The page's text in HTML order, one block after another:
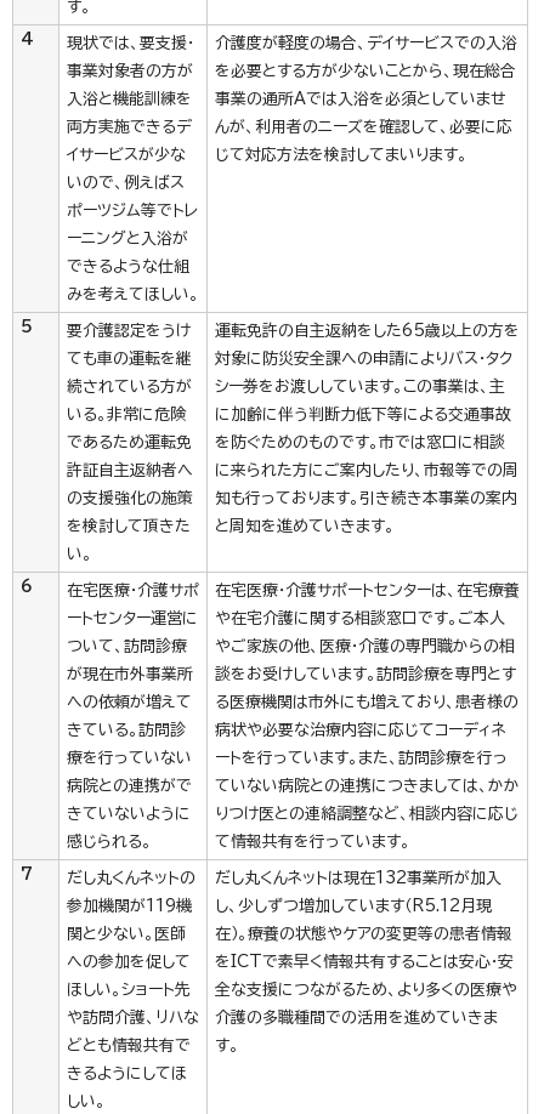
す。
4
現状では、要支援・
事業対象者の方が
入浴と機能訓練を
両方実施できるデ
イサービスが少な
いので、例えばス
ポーツジム等でトレ
ーニングと入浴が
できるような仕組
みを考えてほしい。
介護度が軽度の場合、デイサービスでの入浴
を必要とする方が少ないことから、現在総合
事業の通所Aでは入浴を必須としていませ
んが、利用者のニーズを確認して、必要に応
じて対応方法を検討してまいります。
5
要介護認定をうけ
ても車の運転を継
続されている方が
いる。非常に危険
であるため運転免
許証自主返納者へ
の支援強化の施策
を検討して頂きた
い。
運転免許の自主返納をした65歳以上の方を
対象に防災安全課への申請によりバス・タク
シー券をお渡ししています。この事業は、主
に加齢に伴う判断力低下等による交通事故
を防ぐためのものです。市では窓口に相談
に来られた方にご案内したり、市報等での周
知も行っております。引き続き本事業の案内
と周知を進めていきます。
6
在宅医療・介護サポ
ートセンター運営に
ついて、訪問診療
が現在市外事業所
への依頼が増えて
きている。訪問診
療を行っていない
病院との連携がで
きていないように
感じられる。
在宅医療・介護サポートセンターは、在宅療養
や在宅介護に関する相談窓口です。ご本人
やご家族の他、医療・介護の専門職からの相
談をお受けしています。訪問診療を専門とす
る医療機関は市外にも増えており、患者様の
病状や必要な治療内容に応じてコーディネ
ートを行っています。また、訪問診療を行っ
ていない病院との連携につきましては、かか
りつけ医との連絡調整など、相談内容に応じ
て情報共有を行っています。
7
だし丸くんネットの
参加機関が119機
関と少ない。医師
への参加を促して
ほしい。ショート先
や訪問介護、リハな
どとも情報共有で
きるようにしてほ
しい。
だし丸くんネットは現在132事業所が加入
し、少しずつ増加しています（R5.12月現
在）。療養の状態やケアの変更等の患者情報
をICTで素早く情報共有することは安心・安
全な支援につながるため、より多くの医療や
介護の多職種間での活用を進めていきま
す。